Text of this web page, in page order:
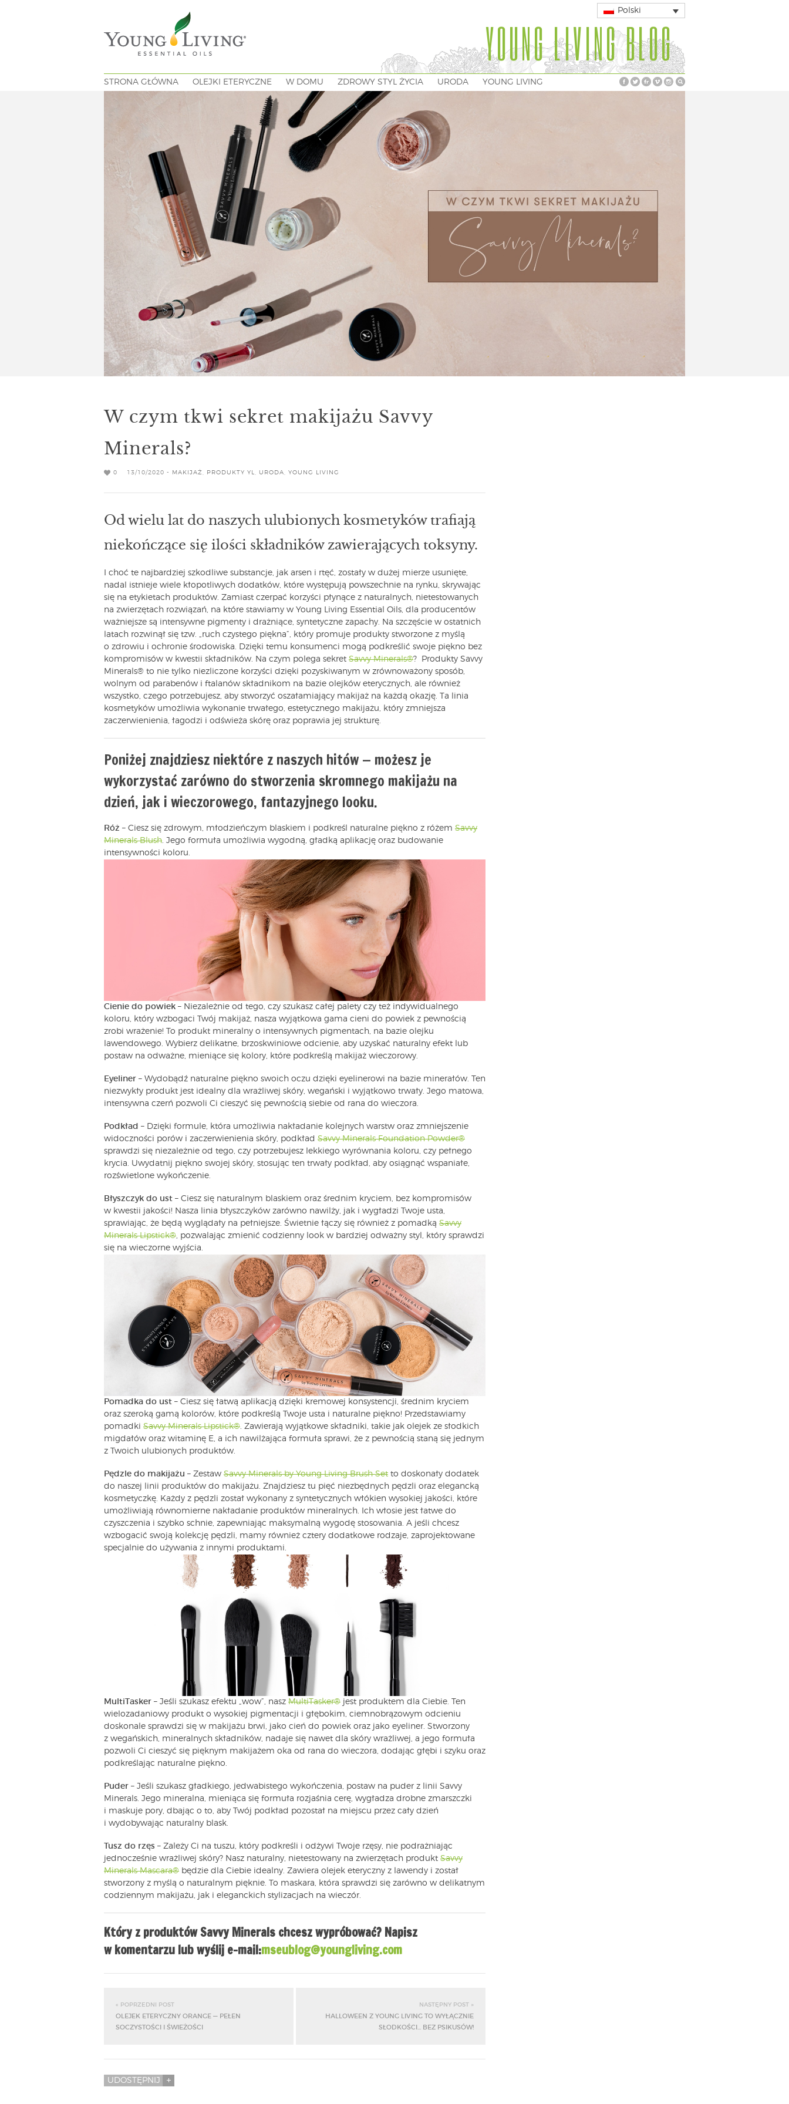
Polski
YOUNG LIVING BLOG
STRONA GŁÓWNA OLEJKI ETERYCZNE W DOMU ZDROWY STYL ŻYCIA URODA YOUNG LIVING
W czym tkwi sekret makijażu Savvy
Minerals?
0 13/10/2020 - MAKIJAŻ PRODUKTY YL URODA YOUNG LIVING
Od wielu lat do naszych ulubionych kosmetyków trafiają
niekończące się ilości składników zawierających toksyny.
I choć te najbardziej szkodliwe substancje, jak arsen i rtęć, zostały w dużej mierze usunięte,
nadal istnieje wiele kłopotliwych dodatków, które występują powszechnie na rynku, skrywając
się na etykietach produktów. Zamiast czerpać korzyści płynące z naturalnych, nietestowanych
na zwierzętach rozwiązań, na które stawiamy w Young Living Essential Oils, dla producentów
ważniejsze są intensywne pigmenty i drażniące, syntetyczne zapachy. Na szczęście w ostatnich
latach rozwinął się tzw. „ruch czystego piękna”, który promuje produkty stworzone z myślą
o zdrowiu i ochronie środowiska. Dzięki temu konsumenci mogą podkreślić swoje piękno bez
kompromisów w kwestii składników. Na czym polega sekret Savvy Minerals®? Produkty Savvy
Minerals® to nie tylko niezliczone korzyści dzięki pozyskiwanym w zrównoważony sposób,
wolnym od parabenów i ftalanów składnikom na bazie olejków eterycznych, ale również
wszystko, czego potrzebujesz, aby stworzyć oszałamiający makijaż na każdą okazję. Ta linia
kosmetyków umożliwia wykonanie trwałego, estetycznego makijażu, który zmniejsza
zaczerwienienia, łagodzi i odświeża skórę oraz poprawia jej strukturę.
Poniżej znajdziesz niektóre z naszych hitów — możesz je
wykorzystać zarówno do stworzenia skromnego makijażu na
dzień, jak i wieczorowego, fantazyjnego looku.
Róż – Ciesz się zdrowym, młodzieńczym blaskiem i podkreśl naturalne piękno z różem Savvy
Minerals Blush. Jego formuła umożliwia wygodną, gładką aplikację oraz budowanie
intensywności koloru.
Cienie do powiek – Niezależnie od tego, czy szukasz całej palety czy też indywidualnego
koloru, który wzbogaci Twój makijaż, nasza wyjątkowa gama cieni do powiek z pewnością
zrobi wrażenie! To produkt mineralny o intensywnych pigmentach, na bazie olejku
lawendowego. Wybierz delikatne, brzoskwiniowe odcienie, aby uzyskać naturalny efekt lub
postaw na odważne, mieniące się kolory, które podkreślą makijaż wieczorowy.
Eyeliner – Wydobądź naturalne piękno swoich oczu dzięki eyelinerowi na bazie minerałów. Ten
niezwykły produkt jest idealny dla wrażliwej skóry, wegański i wyjątkowo trwały. Jego matowa,
intensywna czerń pozwoli Ci cieszyć się pewnością siebie od rana do wieczora.
Podkład – Dzięki formule, która umożliwia nakładanie kolejnych warstw oraz zmniejszenie
widoczności porów i zaczerwienienia skóry, podkład Savvy Minerals Foundation Powder®
sprawdzi się niezależnie od tego, czy potrzebujesz lekkiego wyrównania koloru, czy pełnego
krycia. Uwydatnij piękno swojej skóry, stosując ten trwały podkład, aby osiągnąć wspaniałe,
rozświetlone wykończenie.
Błyszczyk do ust – Ciesz się naturalnym blaskiem oraz średnim kryciem, bez kompromisów
w kwestii jakości! Nasza linia błyszczyków zarówno nawilży, jak i wygładzi Twoje usta,
sprawiając, że będą wyglądały na pełniejsze. Świetnie łączy się również z pomadką Savvy
Minerals Lipstick®, pozwalając zmienić codzienny look w bardziej odważny styl, który sprawdzi
się na wieczorne wyjścia.
Pomadka do ust – Ciesz się łatwą aplikacją dzięki kremowej konsystencji, średnim kryciem
oraz szeroką gamą kolorów, które podkreślą Twoje usta i naturalne piękno! Przedstawiamy
pomadki Savvy Minerals Lipstick®. Zawierają wyjątkowe składniki, takie jak olejek ze słodkich
migdałów oraz witaminę E, a ich nawilżająca formuła sprawi, że z pewnością staną się jednym
z Twoich ulubionych produktów.
Pędzle do makijażu – Zestaw Savvy Minerals by Young Living Brush Set to doskonały dodatek
do naszej linii produktów do makijażu. Znajdziesz tu pięć niezbędnych pędzli oraz elegancką
kosmetyczkę. Każdy z pędzli został wykonany z syntetycznych włókien wysokiej jakości, które
umożliwiają równomierne nakładanie produktów mineralnych. Ich włosie jest łatwe do
czyszczenia i szybko schnie, zapewniając maksymalną wygodę stosowania. A jeśli chcesz
wzbogacić swoją kolekcję pędzli, mamy również cztery dodatkowe rodzaje, zaprojektowane
specjalnie do używania z innymi produktami.
MultiTasker – Jeśli szukasz efektu „wow”, nasz MultiTasker® jest produktem dla Ciebie. Ten
wielozadaniowy produkt o wysokiej pigmentacji i głębokim, ciemnobrązowym odcieniu
doskonale sprawdzi się w makijażu brwi, jako cień do powiek oraz jako eyeliner. Stworzony
z wegańskich, mineralnych składników, nadaje się nawet dla skóry wrażliwej, a jego formuła
pozwoli Ci cieszyć się pięknym makijażem oka od rana do wieczora, dodając głębi i szyku oraz
podkreślając naturalne piękno.
Puder – Jeśli szukasz gładkiego, jedwabistego wykończenia, postaw na puder z linii Savvy
Minerals. Jego mineralna, mieniąca się formuła rozjaśnia cerę, wygładza drobne zmarszczki
i maskuje pory, dbając o to, aby Twój podkład pozostał na miejscu przez cały dzień
i wydobywając naturalny blask.
Tusz do rzęs – Zależy Ci na tuszu, który podkreśli i odżywi Twoje rzęsy, nie podrażniając
jednocześnie wrażliwej skóry? Nasz naturalny, nietestowany na zwierzętach produkt Savvy
Minerals Mascara® będzie dla Ciebie idealny. Zawiera olejek eteryczny z lawendy i został
stworzony z myślą o naturalnym pięknie. To maskara, która sprawdzi się zarówno w delikatnym
codziennym makijażu, jak i eleganckich stylizacjach na wieczór.
Który z produktów Savvy Minerals chcesz wypróbować? Napisz
w komentarzu lub wyślij e-mail:mseublog@youngliving.com
« POPRZEDNI POST
OLEJEK ETERYCZNY ORANGE — PEŁEN
SOCZYSTOŚCI I ŚWIEŻOŚCI
NASTĘPNY POST »
HALLOWEEN Z YOUNG LIVING TO WYŁĄCZNIE
SŁODKOŚCI... BEZ PSIKUSÓW!
UDOSTĘPNIJ